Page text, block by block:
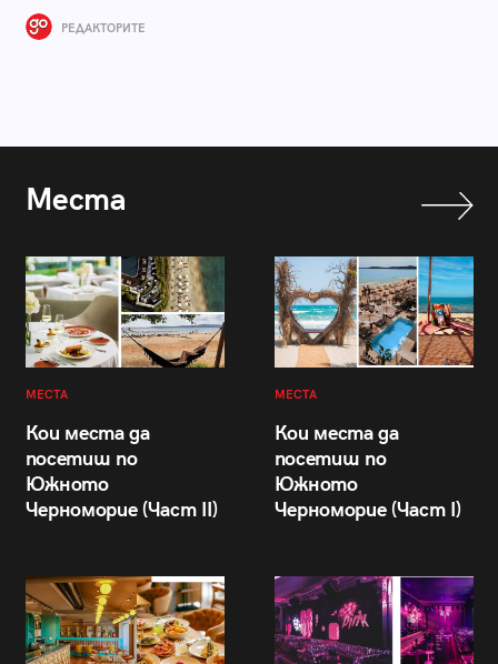
РЕДАКТОРИТЕ
Места
МЕСТА
Кои места да
посетиш по
Южното
Черноморие (Част II)
МЕСТА
Кои места да
посетиш по
Южното
Черноморие (Част I)